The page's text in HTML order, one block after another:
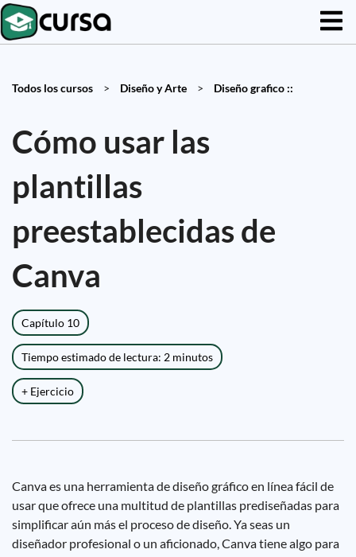
Todos los cursos > Diseño y Arte > Diseño grafico ::
Cómo usar las
plantillas
preestablecidas de
Canva
Capítulo 10
Tiempo estimado de lectura: 2 minutos
+ Ejercicio
Canva es una herramienta de diseño gráfico en línea fácil de
usar que ofrece una multitud de plantillas prediseñadas para
simplificar aún más el proceso de diseño. Ya seas un
diseñador profesional o un aficionado, Canva tiene algo para